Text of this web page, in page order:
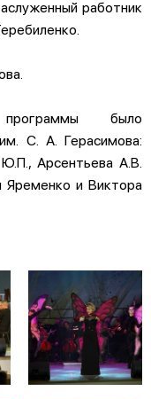
работник
было
С. А. Герасимова:
Арсентьева А.В.
и Виктора